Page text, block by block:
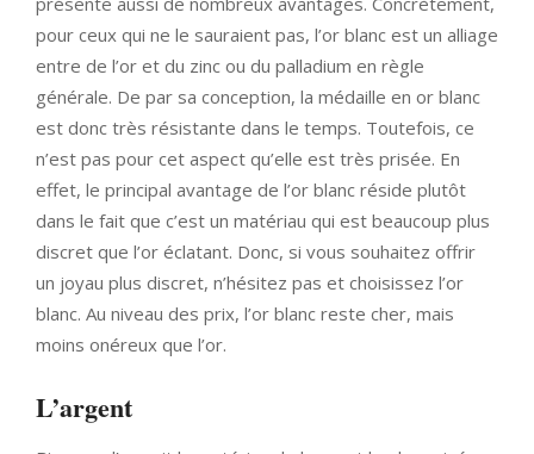
pour ceux qui ne le sauraient pas, l’or blanc est un alliage
entre de l’or et du zinc ou du palladium en règle
générale. De par sa conception, la médaille en or blanc
est donc très résistante dans le temps. Toutefois, ce
n’est pas pour cet aspect qu’elle est très prisée. En
effet, le principal avantage de l’or blanc réside plutôt
dans le fait que c’est un matériau qui est beaucoup plus
discret que l’or éclatant. Donc, si vous souhaitez offrir
un joyau plus discret, n’hésitez pas et choisissez l’or
blanc. Au niveau des prix, l’or blanc reste cher, mais
moins onéreux que l’or.
L’argent